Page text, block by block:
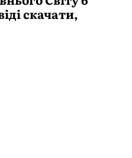
скачати,